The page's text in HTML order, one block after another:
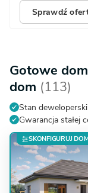
Sprawdź
Gotowe
dom (113)
Stan
Gwarancja stałej
SKONFIGURUJ